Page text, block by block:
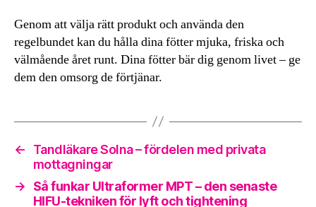
Genom att välja rätt produkt och använda den
regelbundet kan du hålla dina fötter mjuka, friska och
välmående året runt. Dina fötter bär dig genom livet – ge
dem den omsorg de förtjänar.
←
Tandläkare Solna – fördelen med privata
mottagningar
→
Så funkar Ultraformer MPT – den senaste
HIFU-tekniken för lyft och tightening